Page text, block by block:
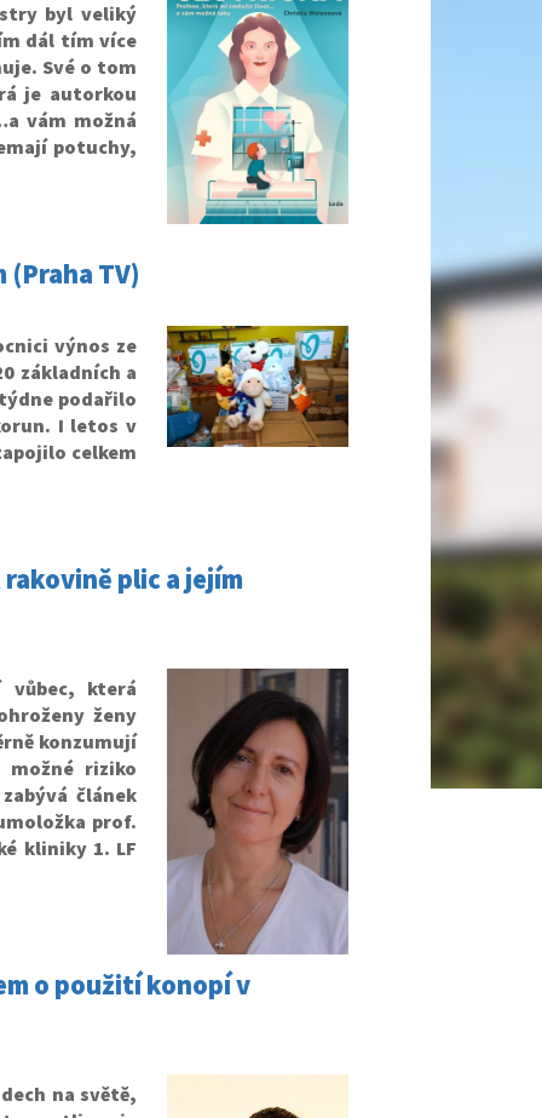
byl veliký
dál tím více
Své o tom
je autorkou
vám možná
potuchy,
(Praha TV)
výnos ze
základních a
podařilo
I letos v
celkem
plic a jejím
vůbec, která
ženy
konzumují
možné riziko
článek
prof.
kliniky 1. LF
o použití konopí v
na světě,